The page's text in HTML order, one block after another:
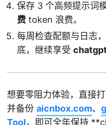
保存 3 个高频提示词
费 token 浪费。
每周检查配额与日志
底，继续享受
想要零阻力体验，直接
并备份 aicnbox.com、
Tool，即可全年保持